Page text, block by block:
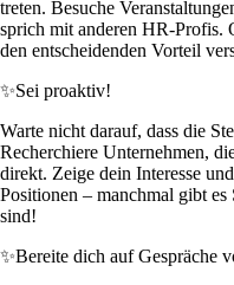
treten. Besuche
sprich mit anderen HR-Profis.
den entscheidenden Vorteil
✨Sei proaktiv!
Warte nicht darauf, dass die
Recherchiere Unternehmen,
direkt. Zeige dein Interesse
Positionen – manchmal gibt
sind!
✨Bereite dich auf Gespräche